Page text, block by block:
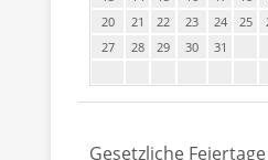
20
21 22 23 24 25
27
28 29 30 31
Gesetzliche